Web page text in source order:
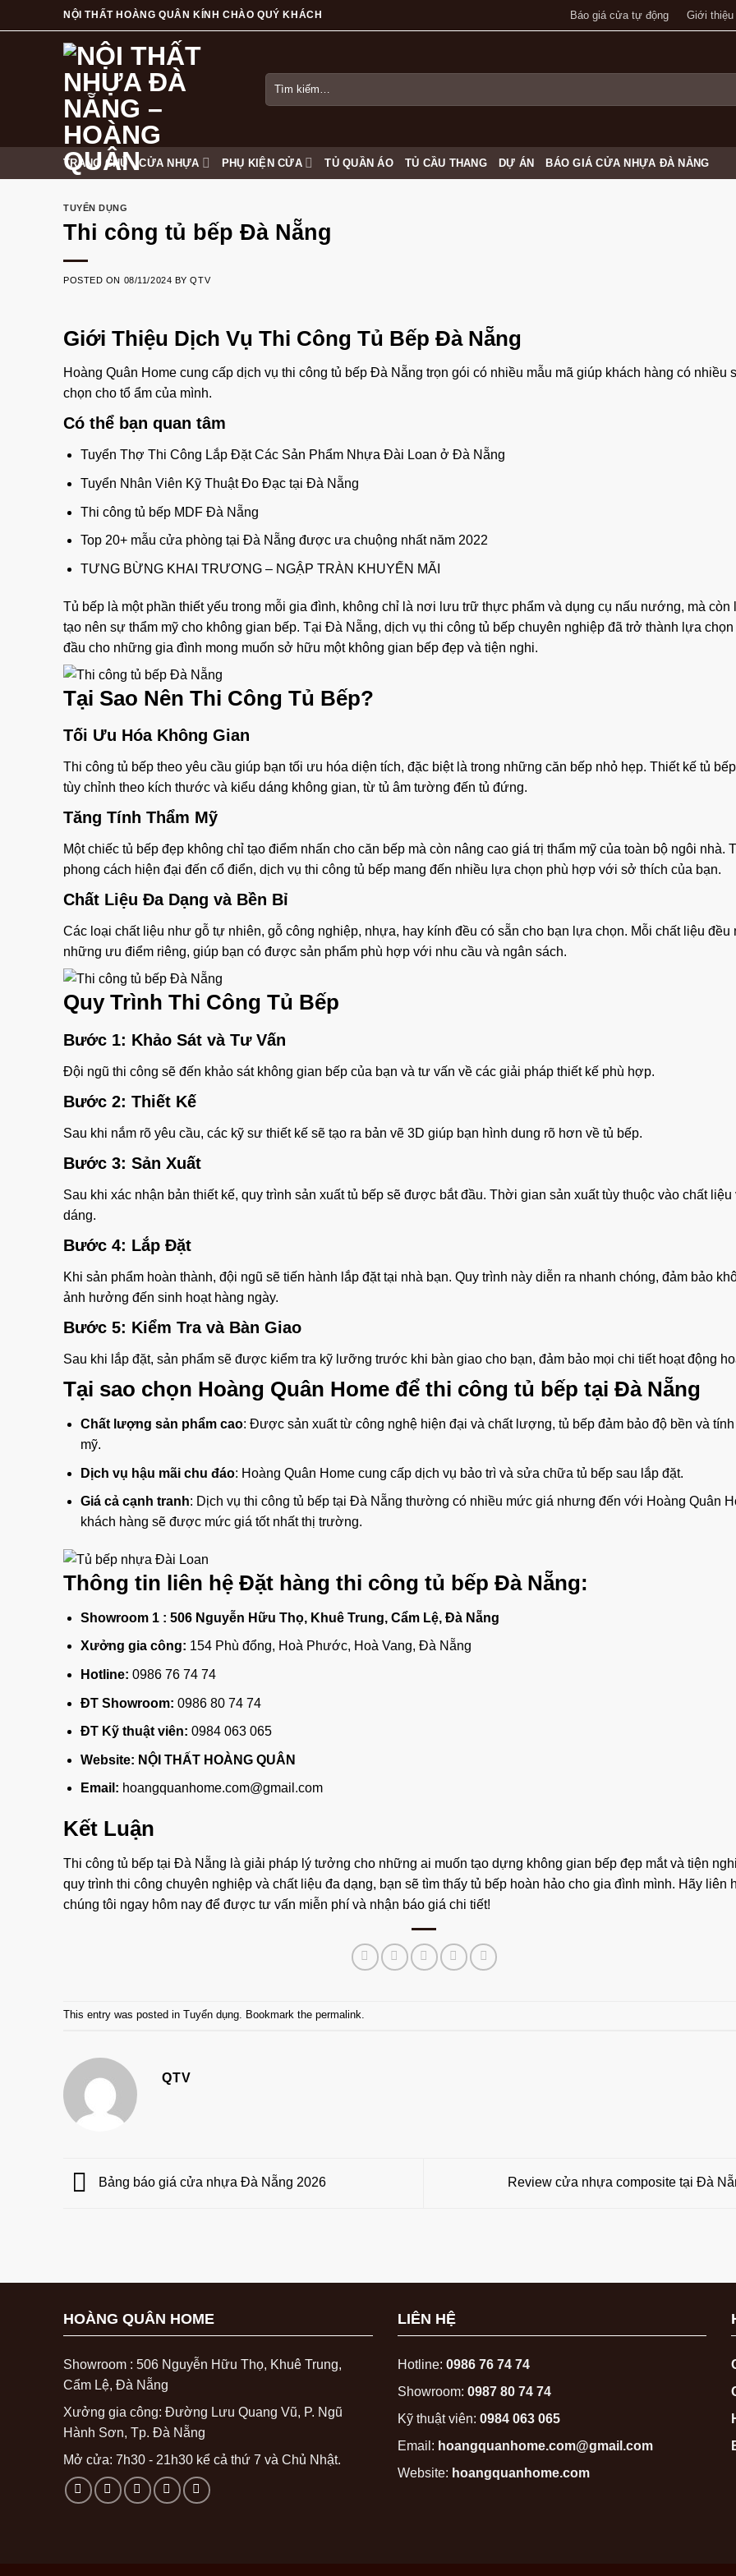
to
NỘI THẤT HOÀNG QUÂN KÍNH CHÀO QUÝ KHÁCH Báo giá cửa tự động Giới thiệu
Tìm
kiếm:
TRANG CHỦ CỬA NHỰA PHỤ KIỆN CỬA TỦ QUẦN ÁO TỦ CẦU THANG DỰ ÁN BÁO GIÁ CỬA NHỰA ĐÀ NẴNG
TUYỂN DỤNG
Thi công tủ bếp Đà Nẵng
POSTED ON 08/11/2024 BYQTV
Giới Thiệu Dịch Vụ Thi Công Tủ Bếp Đà Nẵng
Hoàng Quân Home cung cấp dịch vụ thi công tủ bếp Đà Nẵng trọn gói có nhiều mẫu mã giúp khách hàng có nhiều
chọn cho tổ ẩm của mình.
Có thể bạn quan tâm
Tuyển Thợ Thi Công Lắp Đặt Các Sản Phẩm Nhựa Đài Loan ở Đà Nẵng
Tuyển Nhân Viên Kỹ Thuật Đo Đạc tại Đà Nẵng
Thi công tủ bếp MDF Đà Nẵng
Top 20+ mẫu cửa phòng tại Đà Nẵng được ưa chuộng nhất năm 2022
TƯNG BỪNG KHAI TRƯƠNG – NGẬP TRÀN KHUYẾN MÃI
Tủ bếp là một phần thiết yếu trong mỗi gia đình, không chỉ là nơi lưu trữ thực phẩm và dụng cụ nấu nướng, mà còn
tạo nên sự thẩm mỹ cho không gian bếp. Tại Đà Nẵng, dịch vụ thi công tủ bếp chuyên nghiệp đã trở thành lựa
đầu cho những gia đình mong muốn sở hữu một không gian bếp đẹp và tiện nghi.
Tại Sao Nên Thi Công Tủ Bếp?
Tối Ưu Hóa Không Gian
Thi công tủ bếp theo yêu cầu giúp bạn tối ưu hóa diện tích, đặc biệt là trong những căn bếp nhỏ hẹp. Thiết kế tủ
tùy chỉnh theo kích thước và kiểu dáng không gian, từ tủ âm tường đến tủ đứng.
Tăng Tính Thẩm Mỹ
Một chiếc tủ bếp đẹp không chỉ tạo điểm nhấn cho căn bếp mà còn nâng cao giá trị thẩm mỹ của toàn bộ ngôi nhà.
phong cách hiện đại đến cổ điển, dịch vụ thi công tủ bếp mang đến nhiều lựa chọn phù hợp với sở thích của bạn.
Chất Liệu Đa Dạng và Bền Bỉ
Các loại chất liệu như gỗ tự nhiên, gỗ công nghiệp, nhựa, hay kính đều có sẵn cho bạn lựa chọn. Mỗi chất liệu đều
những ưu điểm riêng, giúp bạn có được sản phẩm phù hợp với nhu cầu và ngân sách.
Quy Trình Thi Công Tủ Bếp
Bước 1: Khảo Sát và Tư Vấn
Đội ngũ thi công sẽ đến khảo sát không gian bếp của bạn và tư vấn về các giải pháp thiết kế phù hợp.
Bước 2: Thiết Kế
Sau khi nắm rõ yêu cầu, các kỹ sư thiết kế sẽ tạo ra bản vẽ 3D giúp bạn hình dung rõ hơn về tủ bếp.
Bước 3: Sản Xuất
Sau khi xác nhận bản thiết kế, quy trình sản xuất tủ bếp sẽ được bắt đầu. Thời gian sản xuất tùy thuộc vào chất liệu
dáng.
Bước 4: Lắp Đặt
Khi sản phẩm hoàn thành, đội ngũ sẽ tiến hành lắp đặt tại nhà bạn. Quy trình này diễn ra nhanh chóng, đảm bảo
ảnh hưởng đến sinh hoạt hàng ngày.
Bước 5: Kiểm Tra và Bàn Giao
Sau khi lắp đặt, sản phẩm sẽ được kiểm tra kỹ lưỡng trước khi bàn giao cho bạn, đảm bảo mọi chi tiết hoạt động
Tại sao chọn Hoàng Quân Home để thi công tủ bếp tại Đà Nẵng
Chất lượng sản phẩm cao: Được sản xuất từ công nghệ hiện đại và chất lượng, tủ bếp đảm bảo độ bền và tính
mỹ.
Dịch vụ hậu mãi chu đáo: Hoàng Quân Home cung cấp dịch vụ bảo trì và sửa chữa tủ bếp sau lắp đặt.
Giá cả cạnh tranh: Dịch vụ thi công tủ bếp tại Đà Nẵng thường có nhiều mức giá nhưng đến với Hoàng Quân
khách hàng sẽ được mức giá tốt nhất thị trường.
Thông tin liên hệ Đặt hàng thi công tủ bếp Đà Nẵng:
Showroom 1 : 506 Nguyễn Hữu Thọ, Khuê Trung, Cẩm Lệ, Đà Nẵng
Xưởng gia công: 154 Phù đổng, Hoà Phước, Hoà Vang, Đà Nẵng
Hotline: 0986 76 74 74
ĐT Showroom: 0986 80 74 74
ĐT Kỹ thuật viên: 0984 063 065
Website: NỘI THẤT HOÀNG QUÂN
Email: hoangquanhome.com@gmail.com
Kết Luận
Thi công tủ bếp tại Đà Nẵng là giải pháp lý tưởng cho những ai muốn tạo dựng không gian bếp đẹp mắt và tiện
quy trình thi công chuyên nghiệp và chất liệu đa dạng, bạn sẽ tìm thấy tủ bếp hoàn hảo cho gia đình mình. Hãy liên
chúng tôi ngay hôm nay để được tư vấn miễn phí và nhận báo giá chi tiết!
This entry was posted in Tuyển dụng. Bookmark the permalink.
QTV
Bảng báo giá cửa nhựa Đà Nẵng 2026 Review cửa nhựa composite tại Đà
HOÀNG QUÂN HOME
Showroom : 506 Nguyễn Hữu Thọ, Khuê Trung,
Cẩm Lệ, Đà Nẵng
Xưởng gia công: Đường Lưu Quang Vũ, P. Ngũ
Hành Sơn, Tp. Đà Nẵng
Mở cửa: 7h30 - 21h30 kể cả thứ 7 và Chủ Nhật.
LIÊN HỆ
Hotline: 0986 76 74 74
Showroom: 0987 80 74 74
Kỹ thuật viên: 0984 063 065
Email: hoangquanhome.com@gmail.com
Website: hoangquanhome.com